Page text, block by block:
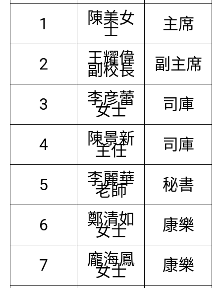
1
陳美女
士 主席
2 王耀偉
副校長 副主席
3 李彦蕾
女士 司庫
4 陳景新
主任 司庫
5 李麗華
老師 秘書
6 鄭清如
女士 康樂
7 龐海鳳
女士 康樂